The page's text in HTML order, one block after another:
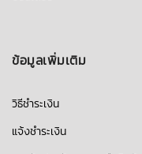
ข้อมูลเพิ่มเติม
วิธีชำระเงิน
แจ้งชำระเงิน